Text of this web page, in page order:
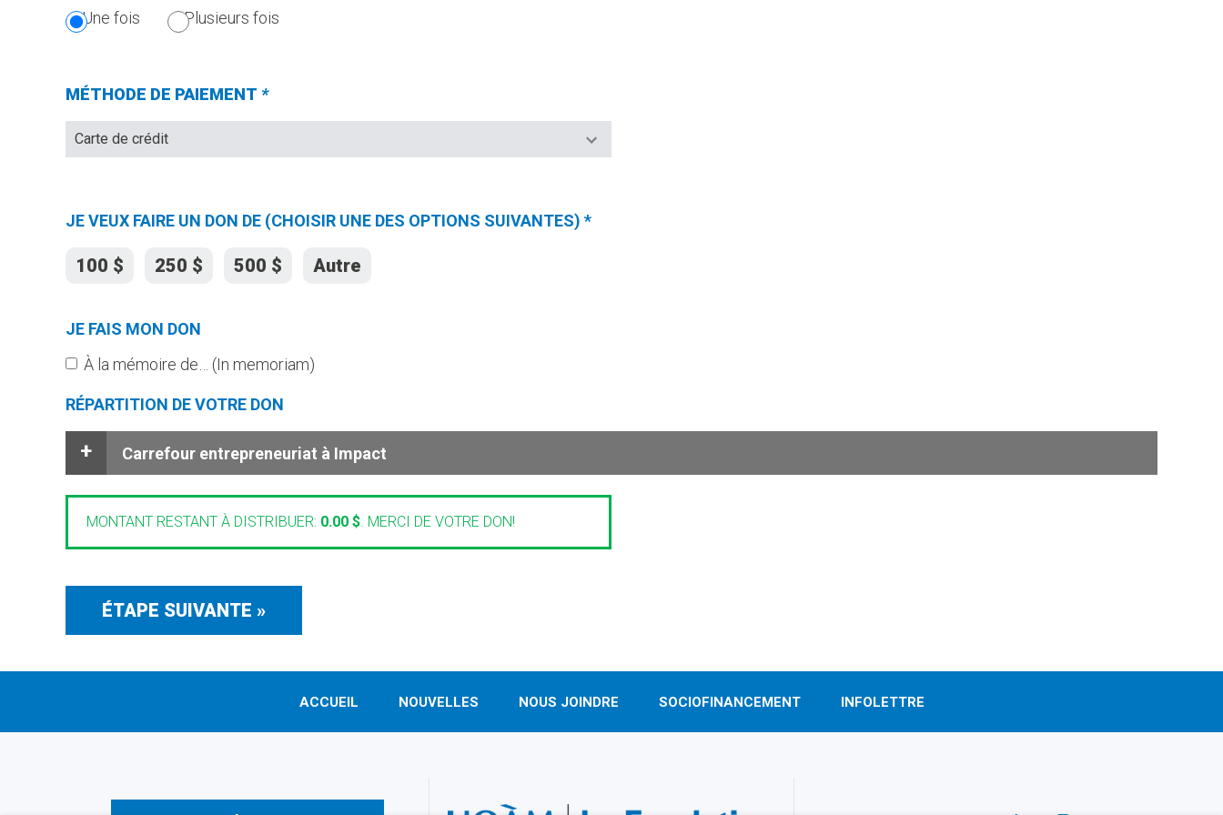
SECTION
EST
Une fois Plusieurs fois
MÉTHODE DE PAIEMENT *
requis)
JE VEUX FAIRE UN DON DE (CHOISIR UNE DES OPTIONS SUIVANTES) *
100 $ 250 $ 500 $ Autre
JE FAIS MON DON
À la mémoire de… (In memoriam)
RÉPARTITION DE VOTRE DON
Carrefour entrepreneuriat à Impact
MONTANT RESTANT À DISTRIBUER: 0.00 $. MERCI DE VOTRE DON!
ACCUEIL NOUVELLES NOUS JOINDRE SOCIOFINANCEMENT INFOLETTRE